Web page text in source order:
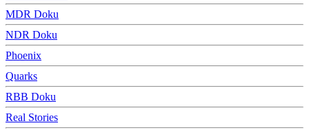
MDR Doku
NDR Doku
Phoenix
Quarks
RBB Doku
Real Stories